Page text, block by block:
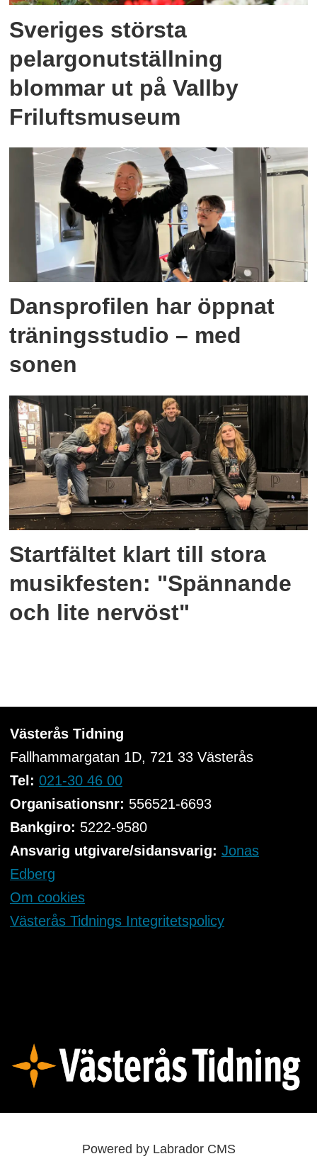
Sveriges största
pelargonutställning
blommar ut på Vallby
Friluftsmuseum
Dansprofilen har öppnat
träningsstudio – med
sonen
Startfältet klart till stora
musikfesten: "Spännande
och lite nervöst"
Västerås Tidning
Fallhammargatan 1D, 721 33Västerås
Tel: 021-30 46 00
Organisationsnr: 556521-6693
Bankgiro: 5222-9580
Ansvarig utgivare/sidansvarig: Jonas
Edberg
Om cookies
Västerås Tidnings Integritetspolicy
Powered by Labrador CMS